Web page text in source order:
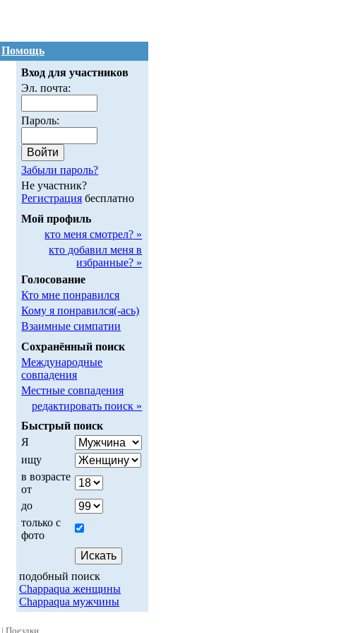
Помощь
Вход для участников
Эл. почта:
Пароль:
Забыли пароль?
Не участник?
Регистрация бесплатно
Мой профиль
кто меня смотрел? »
кто добавил меня в
избранные? »
Голосование
Кто мне понравился
Кому я понравился(-ась)
Взаимные симпатии
Сохранённый поиск
Международные
совпадения
Местные совпадения
редактировать поиск »
Быстрый поиск
Я
ищу
в возрасте
от
до
только с
фото
подобный поиск
Chappaqua женщины
Chappaqua мужчины
| Поездки